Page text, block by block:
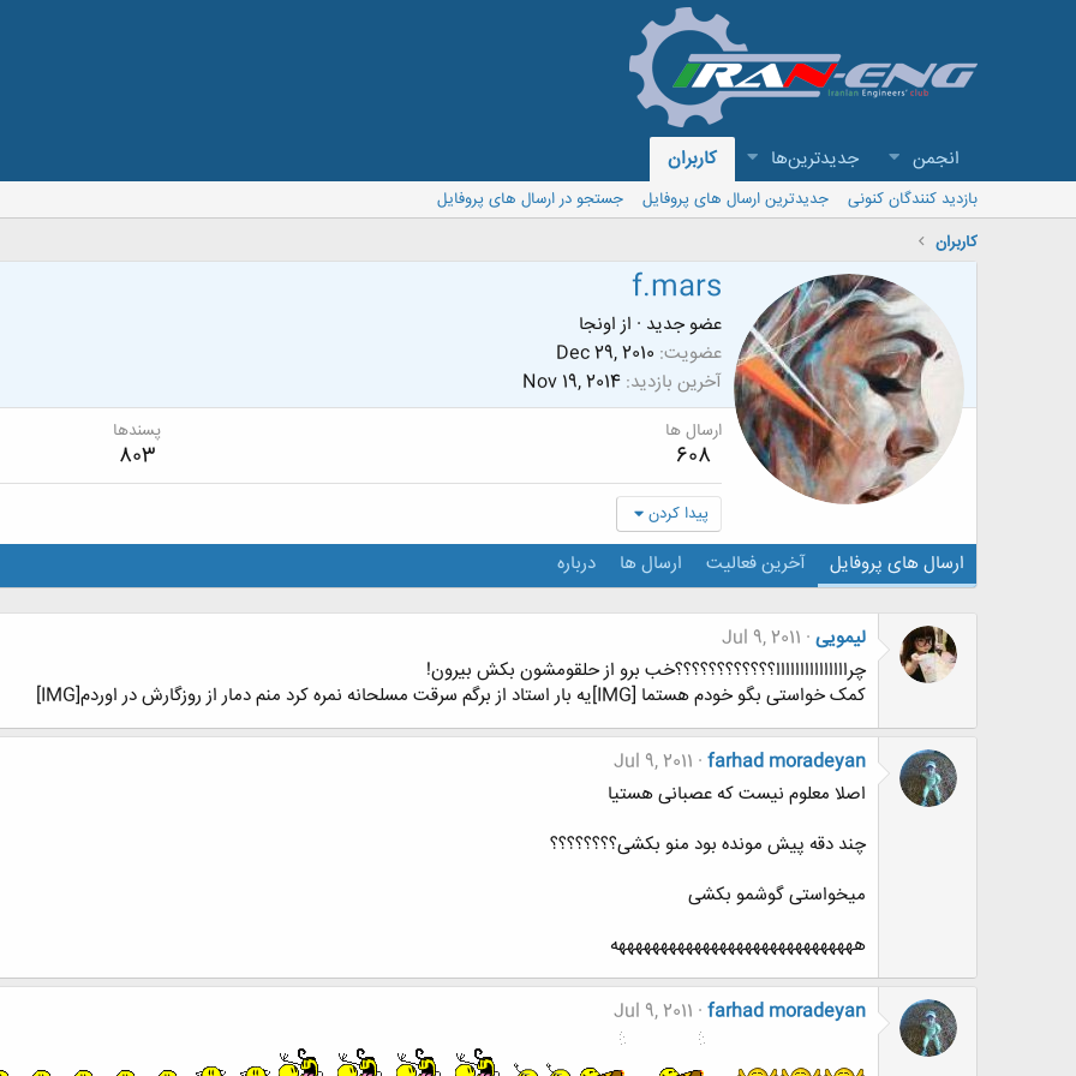
انجمن جدیدترین‌ها کاربران
بازدید کنندگان کنونی جدیدترین ارسال های پروفایل
جستجو در ارسال های پروفایل
کاربران
f.mars
عضو جدید · از اونجا
عضویت Dec 29, 2010
آخرین بازدید Nov 19, 2014
ارسال ها
608
پسندها
803
پیدا کردن
ارسال های پروفایل آخرین فعالیت ارسال ها درباره
لیمویی Jul 9, 2011
چرااااااااااااااا؟؟؟؟؟؟؟؟؟؟؟؟خب برو از حلقومشون بکش بیرون!
کمک خواستی بگو خودم هستما [IMG]یه بار استاد از برگم سرقت مسلحانه نمره کرد منم دمار از روزگارش در اوردم[IMG]
farhad moradeyan
Jul 9, 2011
اصلا معلوم نیست که عصبانی هستیا
چند دقه پیش مونده بود منو بکشی؟؟؟؟؟؟؟؟
میخواستی گوشمو بکشی
هههههههههههههههههههههههههههههه
farhad moradeyan
Jul 9, 2011